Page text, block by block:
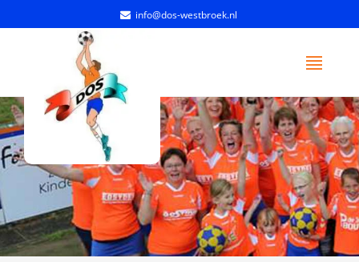
info@dos-westbroek.nl